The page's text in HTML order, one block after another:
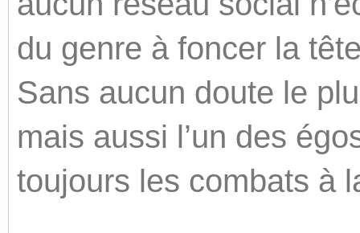
du genre à foncer la
Sans aucun doute le
mais aussi l’un des
toujours les combats à